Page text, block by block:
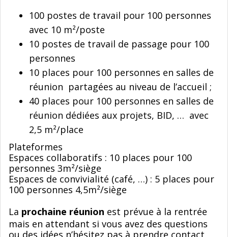
100 postes de travail pour 100 personnes
avec 10 m²/poste
10 postes de travail de passage pour 100
personnes
10 places pour 100 personnes en salles de
réunion partagées au niveau de l’accueil ;
40 places pour 100 personnes en salles de
réunion dédiées aux projets, BID, … avec
2,5 m²/place
Plateformes
Espaces collaboratifs : 10 places pour 100
personnes 3m²/siège
Espaces de convivialité (café, …) : 5 places pour
100 personnes 4,5m²/siège
La prochaine réunion est prévue à la rentrée
mais en attendant si vous avez des questions
ou des idées n’hésitez pas à prendre contact